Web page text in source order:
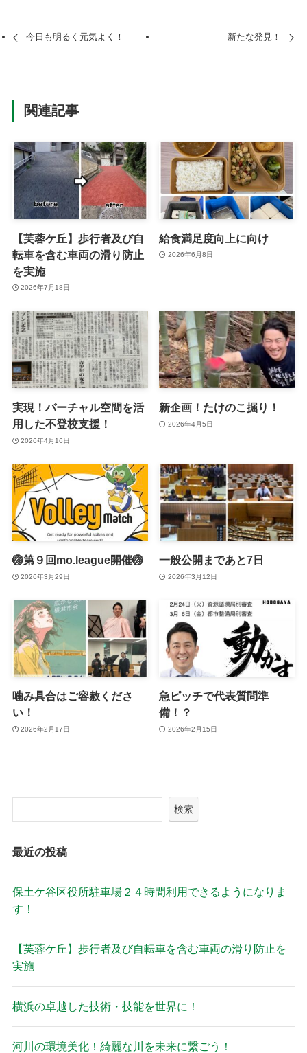
今日も明るく元気よく！ 新たな発見！
関連記事
【芙蓉ケ丘】歩行者及び自
転車を含む車両の滑り防止
を実施
2026年7月18日
給食満足度向上に向け
2026年6月8日
実現！バーチャル空間を活
用した不登校支援！
2026年4月16日
新企画！たけのこ掘り！
2026年4月5日
🏐第９回mo.league開催🏐
2026年3月29日
一般公開まであと7日
2026年3月12日
噛み具合はご容赦くださ
い！
2026年2月17日
急ピッチで代表質問準
備！？
2026年2月15日
検索
最近の投稿
保土ケ谷区役所駐車場２４時間利用できるようになりま
す！
【芙蓉ケ丘】歩行者及び自転車を含む車両の滑り防止を
実施
横浜の卓越した技術・技能を世界に！
河川の環境美化！綺麗な川を未来に繋ごう！